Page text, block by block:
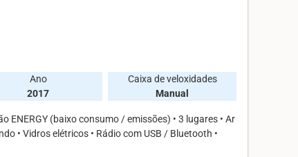
Ano
2017
Caixa de veloxidades
Manual
ENERGY (baixo consumo / emissões) • 3 lugares • Ar
• Vidros elétricos • Rádio com USB / Bluetooth •